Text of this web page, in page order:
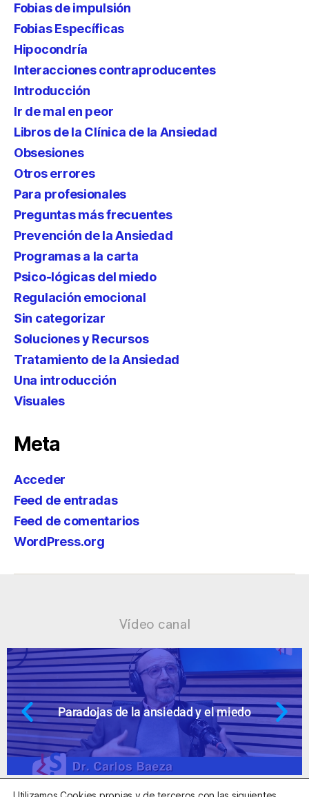
Fobias de impulsión
Fobias Específicas
Hipocondría
Interacciones contraproducentes
Introducción
Ir de mal en peor
Libros de la Clínica de la Ansiedad
Obsesiones
Otros errores
Para profesionales
Preguntas más frecuentes
Prevención de la Ansiedad
Programas a la carta
Psico-lógicas del miedo
Regulación emocional
Sin categorizar
Soluciones y Recursos
Tratamiento de la Ansiedad
Una introducción
Visuales
Meta
Acceder
Feed de entradas
Feed de comentarios
WordPress.org
Vídeo canal
miedo Ansiedad: supuestos